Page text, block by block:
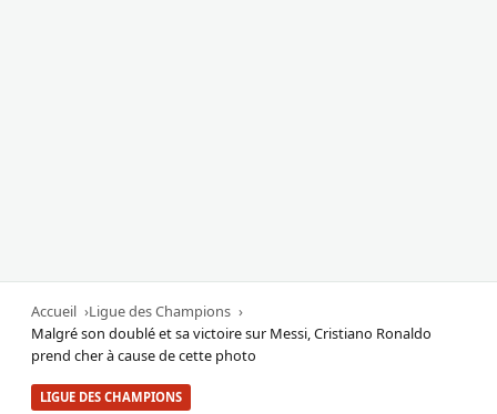
Accueil
Ligue des Champions
Malgré son doublé et sa victoire sur Messi, Cristiano Ronaldo
prend cher à cause de cette photo
LIGUE DES CHAMPIONS